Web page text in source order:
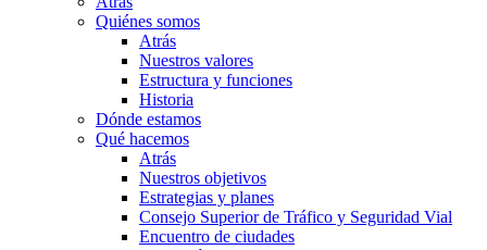
Quiénes somos
Atrás
Nuestros valores
Estructura y funciones
Historia
Dónde estamos
Qué hacemos
Atrás
Nuestros objetivos
Estrategias y planes
Consejo Superior de Tráfico y Seguridad Vial
Encuentro de ciudades